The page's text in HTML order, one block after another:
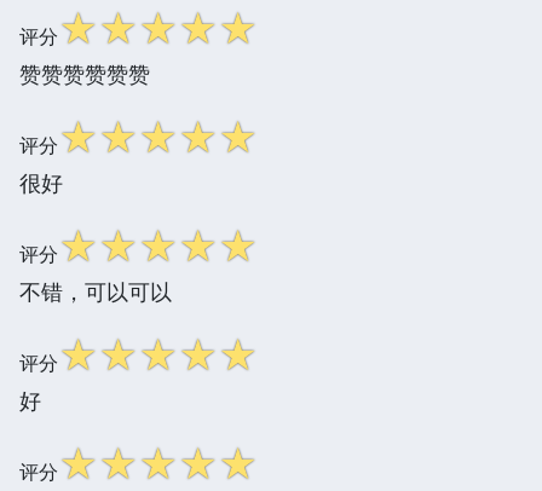
评分☆☆☆☆☆
赞赞赞赞赞赞
评分☆☆☆☆☆
很好
评分☆☆☆☆☆
不错，可以可以
评分☆☆☆☆☆
好
评分☆☆☆☆☆